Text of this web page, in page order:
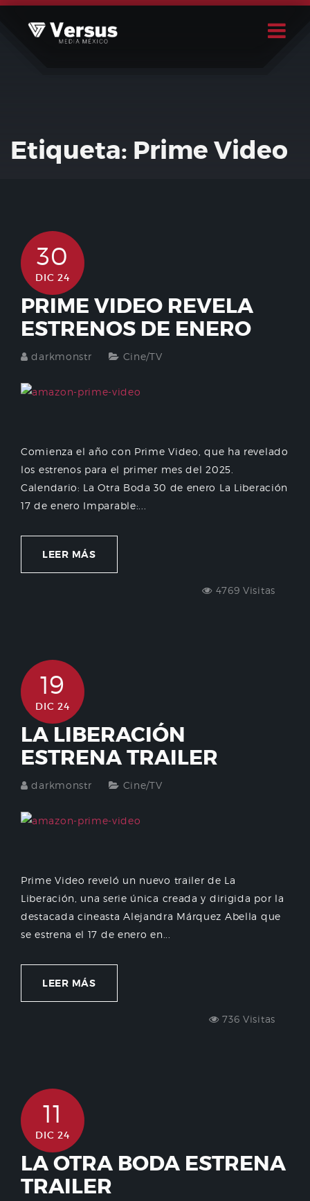
Skip
Etiqueta: Prime Video
30
DIC 24
PRIME VIDEO REVELA
ESTRENOS DE ENERO
darkmonstr Cine/TV
Comienza el año con Prime Video, que ha revelado
los estrenos para el primer mes del 2025.
Calendario: La Otra Boda 30 de enero La Liberación
17 de enero Imparable:...
LEER MÁS
4769 Visitas
19
DIC 24
LA LIBERACIÓN
ESTRENA TRAILER
darkmonstr Cine/TV
Prime Video reveló un nuevo trailer de La
Liberación, una serie única creada y dirigida por la
destacada cineasta Alejandra Márquez Abella que
se estrena el 17 de enero en...
LEER MÁS
736 Visitas
11
DIC 24
LA OTRA BODA ESTRENA
TRAILER